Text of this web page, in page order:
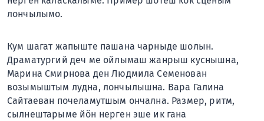
лончылымо.
Кум шагат жапыште пашана чарныде шолын.
Драматургий деч ме ойлымаш жанрыш куснышна,
Марина Смирнова ден Людмила Семенован
возымыштым лудна, лончылышна. Вара Галина
Сайтаеван почеламутшым ончална. Размер, ритм,
сылнештарыме йӧн нерген эше ик гана